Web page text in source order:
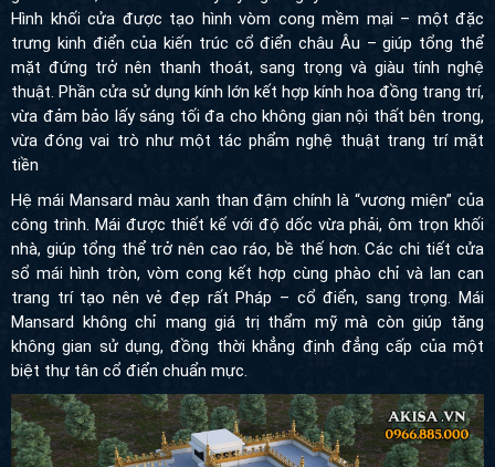
cửa được tạo hình vòm cong mềm mại – một đặc trưng kinh điển
của kiến trúc cổ điển châu Âu – giúp tổng thể mặt đứng trở nên
thanh thoát, sang trọng và giàu tính nghệ thuật. Phần cửa sử
dụng kính lớn kết hợp kính hoa đồng trang trí, vừa đảm bảo lấy
sáng tối đa cho không gian nội thất bên trong, vừa đóng vai trò
như một tác phẩm nghệ thuật trang trí mặt tiền
Hệ mái Mansard màu xanh than đậm chính là “vương miện” của
công trình. Mái được thiết kế với độ dốc vừa phải, ôm trọn khối
nhà, giúp tổng thể trở nên cao ráo, bề thế hơn. Các chi tiết cửa sổ
mái hình tròn, vòm cong kết hợp cùng phào chỉ và lan can trang
trí tạo nên vẻ đẹp rất Pháp – cổ điển, sang trọng. Mái Mansard
không chỉ mang giá trị thẩm mỹ mà còn giúp tăng không gian sử
dụng, đồng thời khẳng định đẳng cấp của một biệt thự tân cổ điển
chuẩn mực.